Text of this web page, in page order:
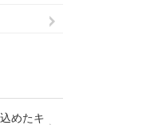
めたキ